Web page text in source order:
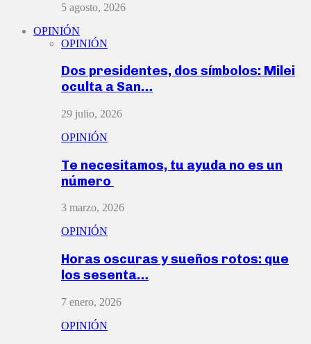
5 agosto, 2026
OPINIÓN
OPINIÓN
Dos presidentes, dos símbolos: Milei
oculta a San…
29 julio, 2026
OPINIÓN
Te necesitamos, tu ayuda no es un
número
3 marzo, 2026
OPINIÓN
Horas oscuras y sueños rotos: que
los sesenta…
7 enero, 2026
OPINIÓN